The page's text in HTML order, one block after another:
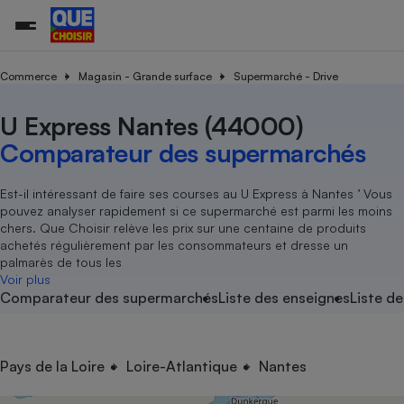
Commerce Magasin - Grande surface Supermarché - Drive
U Express Nantes (44000)
Comparateur des supermarchés
Est-il intéressant de faire ses courses au U Express à Nantes ’ Vous
pouvez analyser rapidement si ce supermarché est parmi les moins
chers. Que Choisir relève les prix sur une centaine de produits
achetés régulièrement par les consommateurs et dresse un
palmarès de tous les
Voir plus
Comparateur des supermarchésListe des enseignesListe
Pays de la Loire Loire-Atlantique Nantes
Nutrition
Assurance auto
Magasin - Grande surface
Méthode de vente -
Organismes de défense
Système judiciairegratuit
Déchet
Achat - Vente - Travaux
Location
Sport
électrique
Démarche administrative
Senior
Service marchand
Train
Transport aérien
Toutes les actualités
Enquêtes
Guides d'achat
Conseils
Brèves
Tous les services
Soumettre un litige
Lettres types
Rencontrer une association locale
Tous nos combats
Nos actions
Nos grandes victoires
Les billets de la présidente
Nos associations locales
Nous rejoindre
En savoir plus sur Que Choisir Ensemble
?
L’association
Nos missions
Notre méthodologie
Notre financement
Nos partenaires
Nous rejoindre